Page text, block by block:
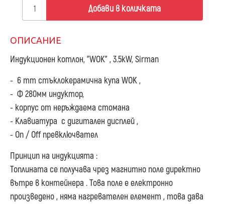
Добави в количката
ОПИСАНИЕ
Индукционен котлон, "WOK" , 3.5kW, Sirman
- 6 mm стъклокерамична купа WOK ,
- Ф 280мм индуктор,
- корпус от неръждаема стомана
- Клавиатура с дигитален дисплей ,
- On / Off превключвател
Принцип на индукцията :
Топлината се получава чрез магнитно поле директно
вътре в контейнера . Това поле е електронно
произведено , няма нагревателен елемент , това дава